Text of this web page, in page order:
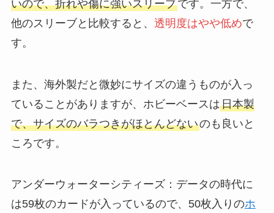
いので、折れや傷に強いスリーブです。一方で、
他のスリーブと比較すると、 透明度はやや低めで
す。
また、海外製だと微妙にサイズの違うものが入っ
ていることがありますが、ホビーベースは日本製
で、サイズのバラつきがほとんどないのも良いと
ころです。
アンダーウォーターシティーズ：データの時代に
は59枚のカードが入っているので、50枚入りのホ